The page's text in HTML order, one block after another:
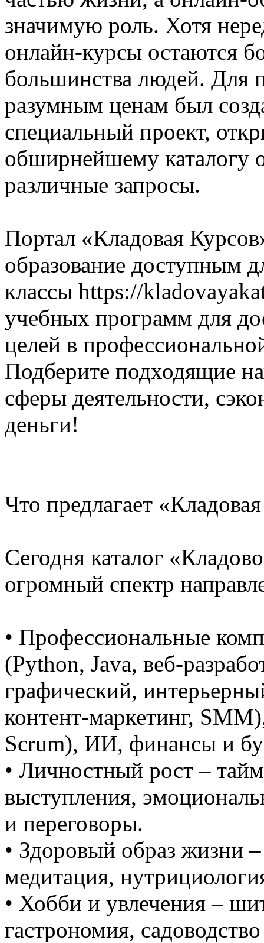
значимую роль. Хотя
онлайн-курсы остаются
большинства людей. Для
разумным ценам был
специальный проект,
обширнейшему
различные запросы.
Портал «Кладовая
образование доступным
классы https://
учебных программ для
целей в
Подберите подходящие
сферы деятельности,
деньги!
Что предлагает
Сегодня каталог
огромный спектр
• Профессиональные
(Python, Java, веб-
графический,
контент-маркетинг,
Scrum), ИИ, финансы и
• Личностный рост –
выступления,
и переговоры.
• Здоровый образ жизни
медитация,
• Хобби и увлечения –
гастрономия,